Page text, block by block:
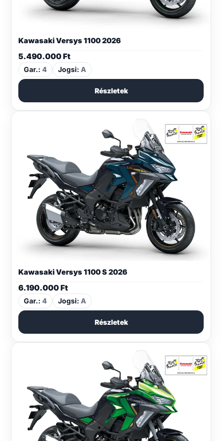
Kawasaki Versys 1100 2026
5.490.000Ft
Gar.: 4 Jogsi: A
Részletek
Kawasaki Versys 1100 S 2026
6.190.000Ft
Gar.: 4 Jogsi: A
Részletek